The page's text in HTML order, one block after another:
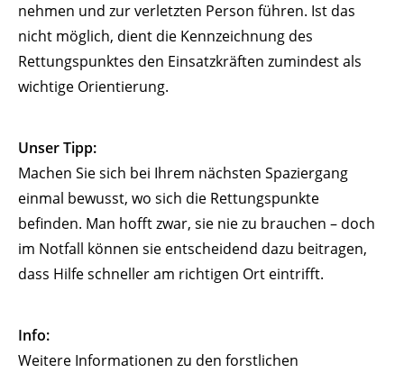
nehmen und zur verletzten Person führen. Ist das
nicht möglich, dient die Kennzeichnung des
Rettungspunktes den Einsatzkräften zumindest als
wichtige Orientierung.
Unser Tipp:
Machen Sie sich bei Ihrem nächsten Spaziergang
einmal bewusst, wo sich die Rettungspunkte
befinden. Man hofft zwar, sie nie zu brauchen – doch
im Notfall können sie entscheidend dazu beitragen,
dass Hilfe schneller am richtigen Ort eintrifft.
Info:
Weitere Informationen zu den forstlichen